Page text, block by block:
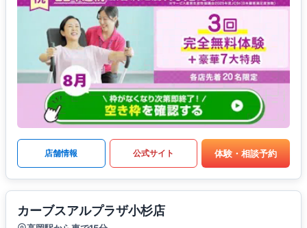
店舗情報 公式サイト 体験・相談予約
カーブスアルプラザ小杉店